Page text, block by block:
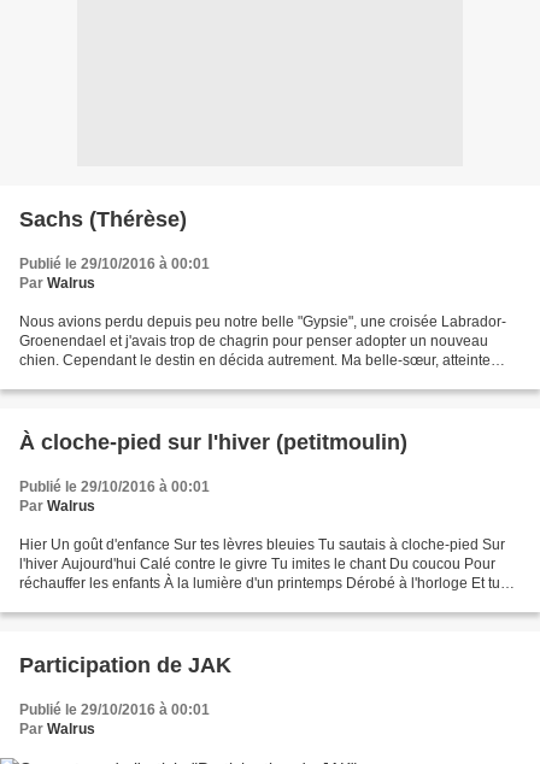
Sachs (Thérèse)
Publié le 29/10/2016 à 00:01
Par Walrus
Nous avions perdu depuis peu notre belle "Gypsie", une croisée Labrador-
Groenendael et j'avais trop de chagrin pour penser adopter un nouveau
chien. Cependant le destin en décida autrement. Ma belle-sœur, atteinte
À cloche-pied sur l'hiver (petitmoulin)
Publié le 29/10/2016 à 00:01
Par Walrus
Hier Un goût d'enfance Sur tes lèvres bleuies Tu sautais à cloche-pied Sur
l'hiver Aujourd'hui Calé contre le givre Tu imites le chant Du coucou Pour
réchauffer les enfants À la lumière d'un printemps Dérobé à l'horloge Et tu
Participation de JAK
Publié le 29/10/2016 à 00:01
Par Walrus